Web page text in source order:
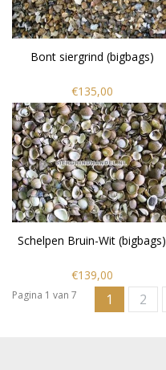
Bont siergrind (bigbags)
€135,00
Schelpen Bruin-Wit (bigbags)
€139,00
Pagina 1 van 7 1 2